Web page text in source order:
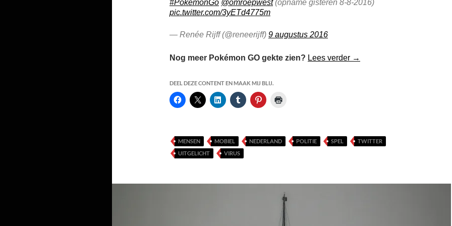
#PokemonGo @omroepwest(opname gisteren 8-8-2016)
pic.twitter.com/3yETd4775m
— Renée Rijff (@reneerijff) 9 augustus 2016
Nog meer Pokémon GO gekte zien? Lees verder POKÉMON GO Waanzin in
→
DEEL DEZE CONTENT EN MAAK MIJ BLIJ.
MENSEN MOBIEL NEDERLAND POLITIE SPEL
TWITTER
UITGELICHT
VIRUS